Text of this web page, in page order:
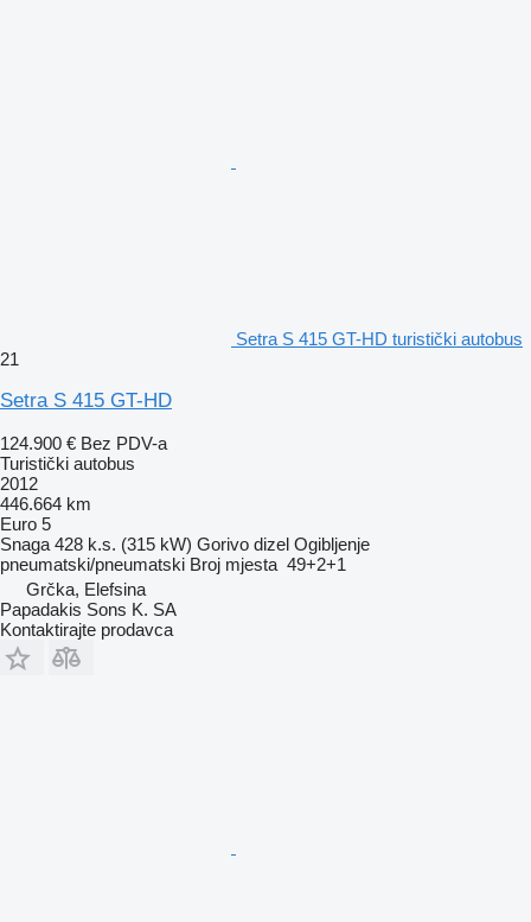
Setra S 415 GT-HD turistički autobus
21
Setra S 415 GT-HD
124.900 € Bez PDV-a
Turistički autobus
2012
446.664 km
Euro 5
Snaga 428 k.s. (315 kW) Gorivo dizel Ogibljenje
pneumatski/pneumatski Broj mjesta 49+2+1
Grčka, Elefsina
Papadakis Sons K. SA
Kontaktirajte prodavca